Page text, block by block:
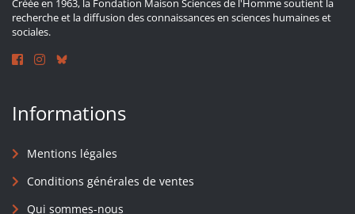
recherche et la diffusion des connaissances en sciences humaines et
sociales.
Informations
Mentions légales
Conditions générales de ventes
Qui sommes-nous